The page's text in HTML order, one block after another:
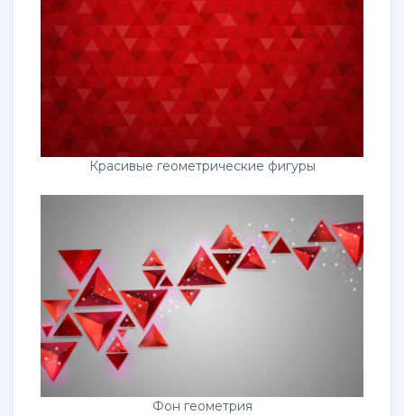
Красивые геометрические фигуры
Фон геометрия